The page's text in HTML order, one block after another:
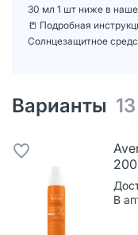
30 мл 1 шт ниже в
📒 Подробная
Солнцезащитное
Варианты 13
В